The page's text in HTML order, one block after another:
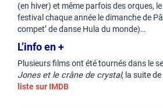
(en hiver) et même parfois des orques,
festival chaque année le dimanche de
compet’ de danse Hula du monde)…
L’info en +
Plusieurs films ont été tournés dans le
Jones et le crâne de crystal, la suite de
liste sur IMDB